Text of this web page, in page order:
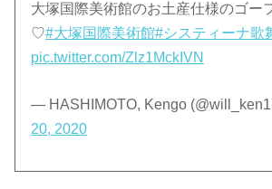
大塚国際美術館のお土産仕様のゴー
♡#大塚国際美術館#システィーナ歌
pic.twitter.com/Zlz1MckIVN
— HASHIMOTO, Kengo
20, 2020